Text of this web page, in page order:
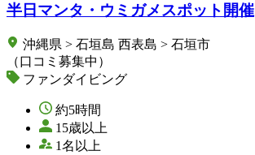
半日マンタ・ウミガメスポット開催
沖縄県 > 石垣島 西表島 > 石垣市
（口コミ募集中）
ファンダイビング
約5時間
15歳以上
1名以上